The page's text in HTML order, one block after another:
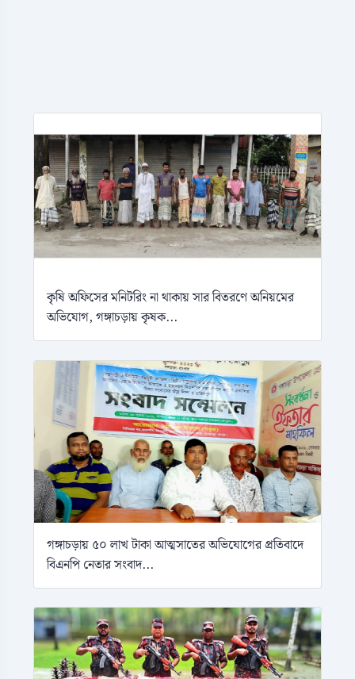
কৃষি অফিসের মনিটরিং না থাকায় সার বিতরণে অনিয়মের
অভিযোগ, গঙ্গাচড়ায় কৃষক...
গঙ্গাচড়ায় ৫০ লাখ টাকা আত্মসাতের অভিযোগের প্রতিবাদে
বিএনপি নেতার সংবাদ...